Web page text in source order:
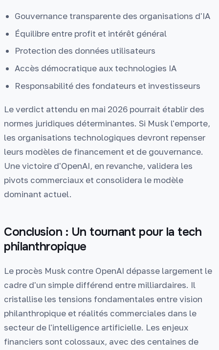
Gouvernance transparente des organisations d'IA
Équilibre entre profit et intérêt général
Protection des données utilisateurs
Accès démocratique aux technologies IA
Responsabilité des fondateurs et investisseurs
Le verdict attendu en mai 2026 pourrait établir des
normes juridiques déterminantes. Si Musk l'emporte,
les organisations technologiques devront repenser
leurs modèles de financement et de gouvernance.
Une victoire d'OpenAI, en revanche, validera les
pivots commerciaux et consolidera le modèle
dominant actuel.
Conclusion : Un tournant pour la tech
philanthropique
Le procès Musk contre OpenAI dépasse largement le
cadre d'un simple différend entre milliardaires. Il
cristallise les tensions fondamentales entre vision
philanthropique et réalités commerciales dans le
secteur de l'intelligence artificielle. Les enjeux
financiers sont colossaux, avec des centaines de